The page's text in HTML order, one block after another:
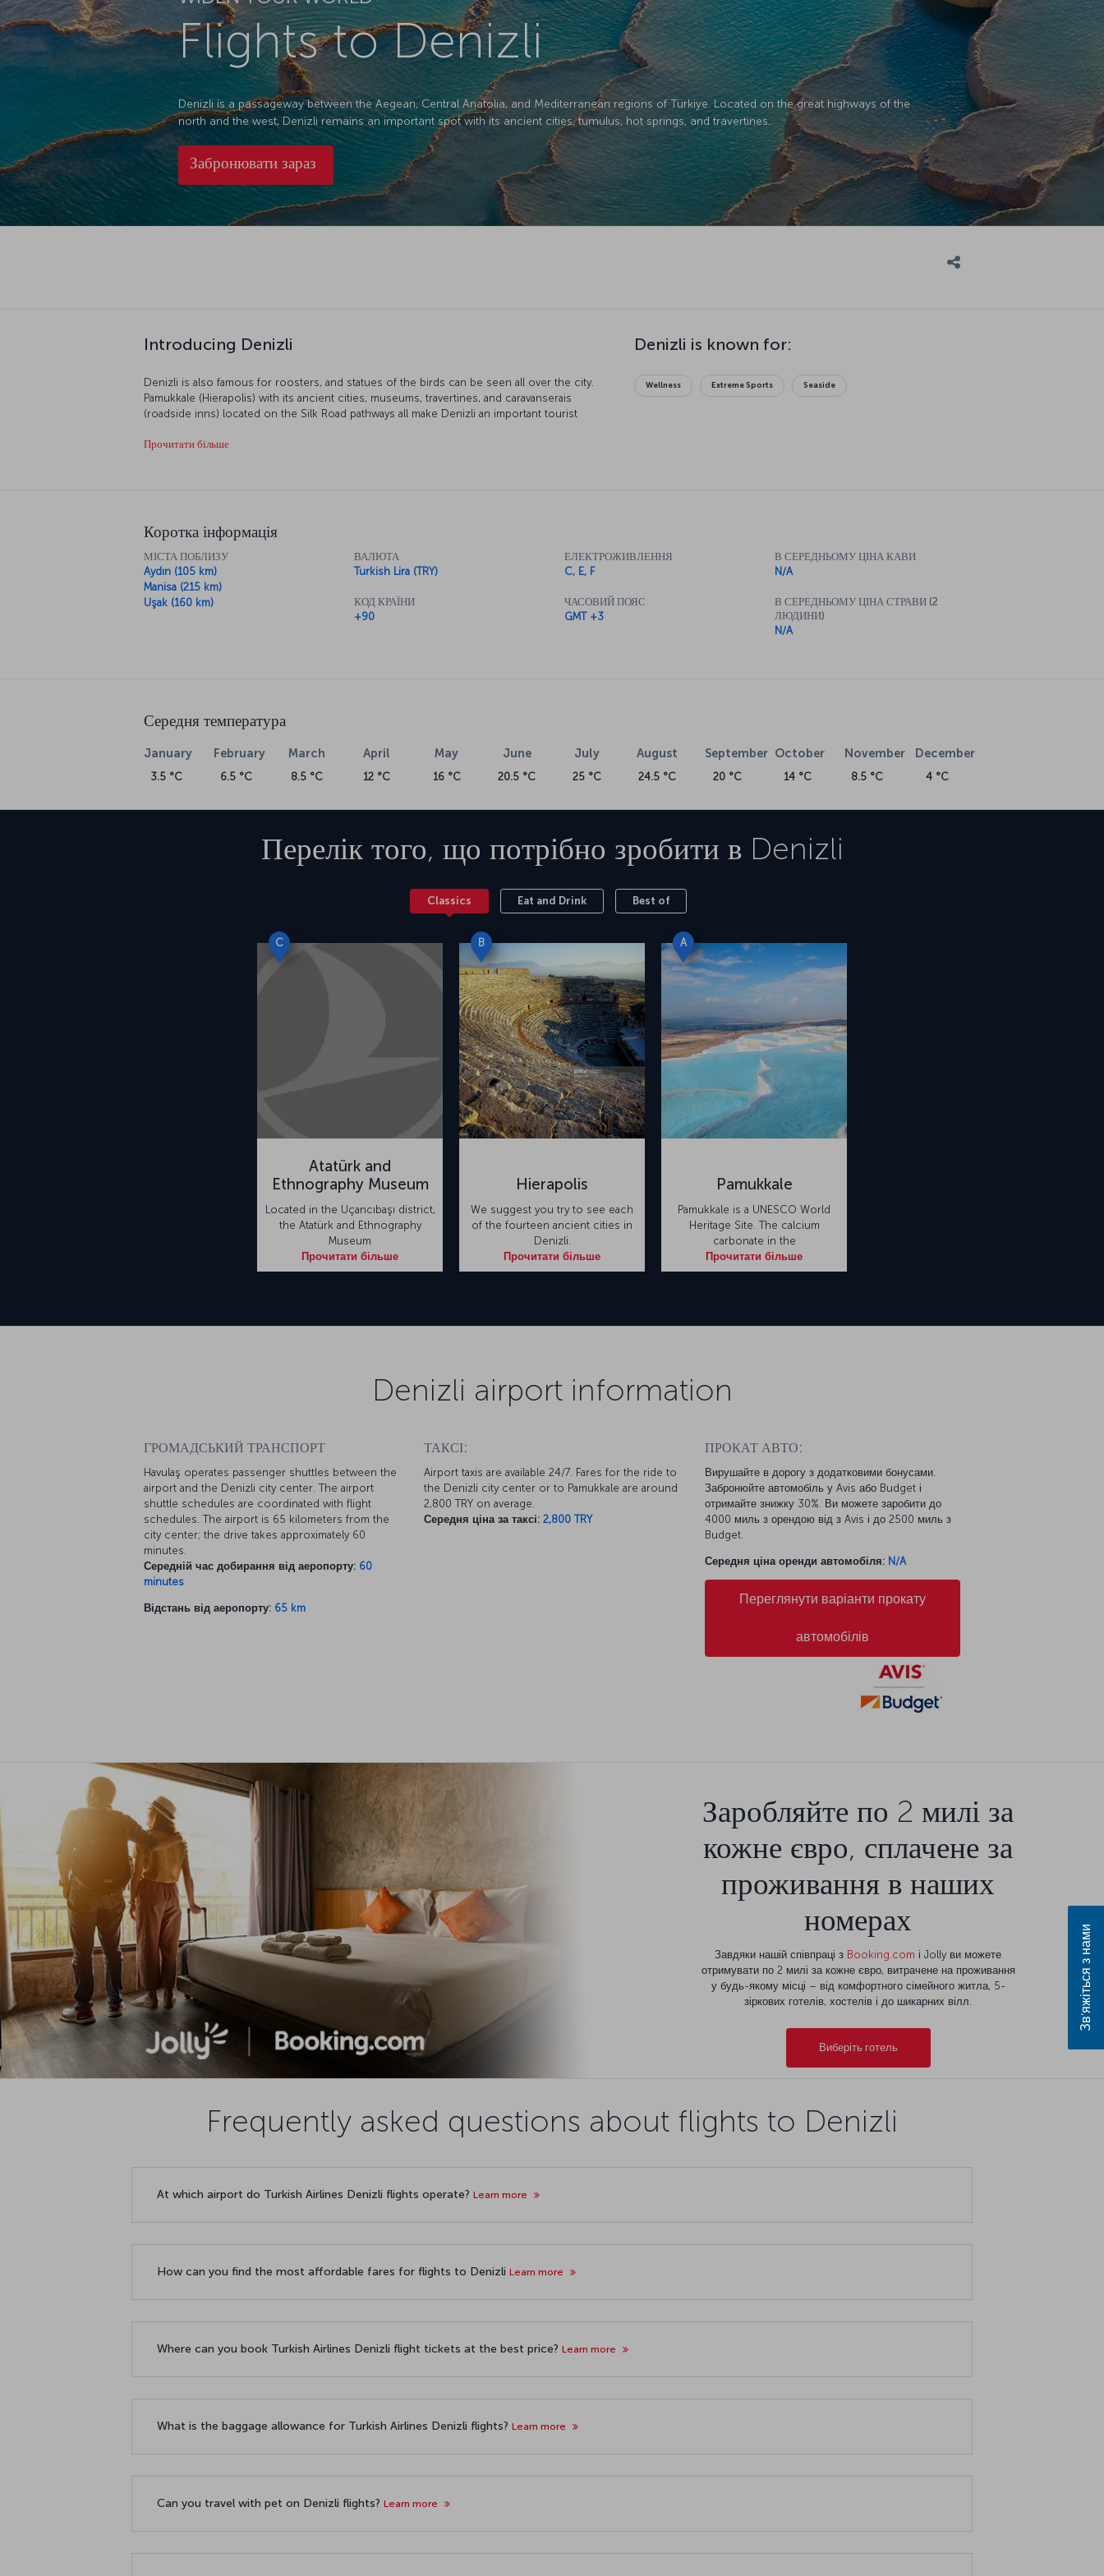
Flights to Denizli
Denizli is a passageway between the Aegean, Central Anatolia, and Mediterranean regions of Türkiye. Located on the great highways of the
north and the west, Denizli remains an important spot with its ancient cities, tumulus, hot springs, and travertines.
Забронювати зараз
Introducing Denizli
Denizli is also famous for roosters, and statues of the birds can be seen all over the city.
Pamukkale (Hierapolis) with its ancient cities, museums, travertines, and caravanserais
(roadside inns) located on the Silk Road pathways all make Denizli an important tourist
Прочитати більше
Denizli is known for:
Wellness Extreme Sports Seaside
Коротка інформація
МІСТА ПОБЛИЗУ
Aydın (105 km)
Manisa (215 km)
Uşak (160 km)
ВАЛЮТА
Turkish Lira (TRY)
КОД КРАЇНИ
+90
ЕЛЕКТРОЖИВЛЕННЯ
C, E, F
ЧАСОВИЙ ПОЯС
GMT +3
В СЕРЕДНЬОМУ ЦІНА КАВИ
N/A
В СЕРЕДНЬОМУ ЦІНА СТРАВИ (2
ЛЮДИНИ)
N/A
Середня температура
January
3.5 °C
February
6.5 °C
March
8.5 °C
April
12 °C
May
16 °C
June
20.5 °C
July
25 °C
August
24.5 °C
September
20 °C
October
14 °C
November
8.5 °C
December
4 °C
Перелік того, що потрібно зробити в Denizli
Classics Eat and Drink Best of
C
Atatürk and
Ethnography Museum
Located in the Uçancıbaşı district,
the Atatürk and Ethnography
Museum
Прочитати більше
B
Hierapolis
We suggest you try to see each
of the fourteen ancient cities in
Denizli.
Прочитати більше
A
Pamukkale
Pamukkale is a UNESCO World
Heritage Site. The calcium
carbonate in the
Прочитати більше
Denizli airport information
ГРОМАДСЬКИЙ ТРАНСПОРТ
Havulaş operates passenger shuttles between the
airport and the Denizli city center. The airport
shuttle schedules are coordinated with flight
schedules. The airport is 65 kilometers from the
city center; the drive takes approximately 60
minutes.
Середній час добирання від аеропорту: 60
minutes
Відстань від аеропорту: 65 km
ТАКСІ:
Airport taxis are available 24/7. Fares for the ride to
the Denizli city center or to Pamukkale are around
2,800 TRY on average.
Середня ціна за таксі: 2,800 TRY
ПРОКАТ АВТО:
Вирушайте в дорогу з додатковими бонусами.
Забронюйте автомобіль у Avis або Budget і
отримайте знижку 30%. Ви можете заробити до
4000 миль з орендою від з Avis і до 2500 миль з
Budget.
Середня ціна оренди автомобіля: N/A
Переглянути варіанти прокату
автомобілів
Заробляйте по 2 милі за
кожне євро, сплачене за
проживання в наших
номерах
Завдяки нашій співпраці з Booking.com і Jolly ви можете
отримувати по 2 милі за кожне євро, витрачене на проживання
у будь-якому місці – від комфортного сімейного житла, 5-
зіркових готелів, хостелів і до шикарних вілл.
Виберіть готель
Frequently asked questions about flights to Denizli
At which airport do Turkish Airlines Denizli flights operate? Learn more
How can you find the most affordable fares for flights to Denizli Learn more
Where can you book Turkish Airlines Denizli flight tickets at the best price? Learn more
What is the baggage allowance for Turkish Airlines Denizli flights? Learn more
Can you travel with pet on Denizli flights? Learn more
Зв’яжіться з нами